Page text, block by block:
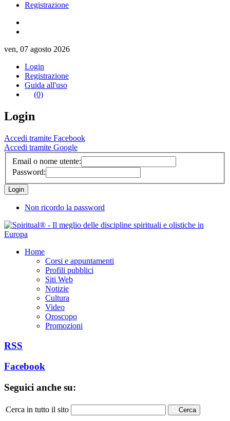
Registrazione
ven, 07 agosto 2026
Login
Registrazione
Guida all'uso
(0)
Login
Accedi tramite Facebook
Accedi tramite Google
Email o nome utente:
Password:
Non ricordo la password
Home
Corsi e appuntamenti
Profili pubblici
Siti Web
Notizie
Cultura
Video
Oroscopo
Promozioni
RSS
Facebook
Seguici anche su:
Cerca in tutto il sito Cerca